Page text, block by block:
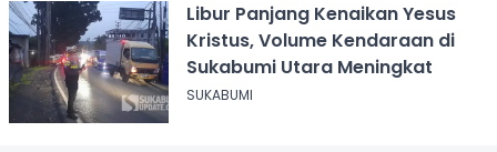
Libur Panjang Kenaikan Yesus
Kristus, Volume Kendaraan di
Sukabumi Utara Meningkat
SUKABUMI